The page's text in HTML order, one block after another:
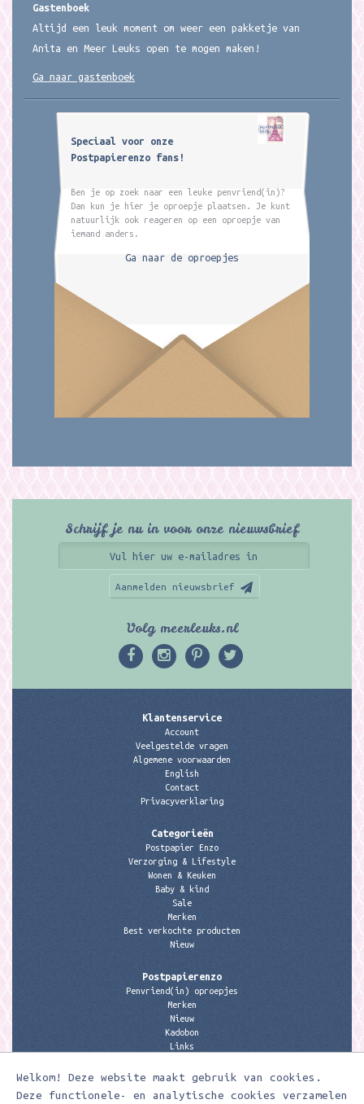
Welkom! Deze website maakt gebruik van cookies.
Deze functionele- en analytische cookies verzamelen
Gastenboek
Altijd een leuk moment om weer een pakketje van
Anita en Meer Leuks open te mogen maken!
Ga naar gastenboek
Speciaal voor onze
Postpapierenzo fans!
Ben je op zoek naar een leuke penvriend(in)?
Dan kun je hier je oproepje plaatsen. Je kunt
natuurlijk ook reageren op een oproepje van
iemand anders.
Ga naar de oproepjes
Schrijf je nu in voor onze nieuwsbrief
Aanmelden nieuwsbrief
Volg meerleuks.nl
Klantenservice
Account
Veelgestelde vragen
Algemene voorwaarden
English
Contact
Privacyverklaring
Categorieën
Postpapier Enzo
Verzorging & Lifestyle
Wonen & Keuken
Baby & kind
Sale
Merken
Best verkochte producten
Nieuw
Postpapierenzo
Penvriend(in) oproepjes
Merken
Nieuw
Kadobon
Links
Contactgegevens
Meerleuks